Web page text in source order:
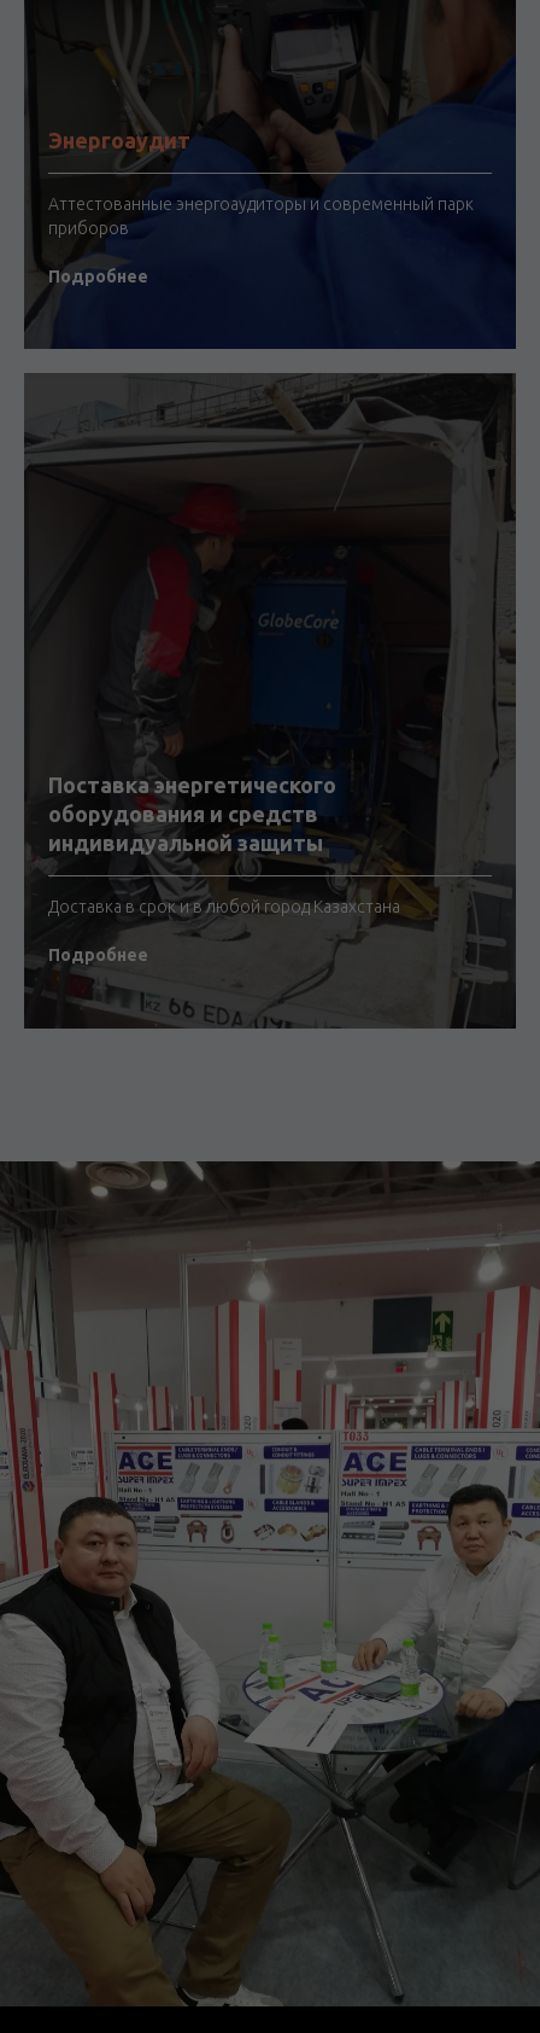
Энергоаудит
Аттестованные энергоаудиторы и современный парк
приборов
Подробнее
Поставка энергетического
оборудования и средств
индивидуальной защиты
Доставка в срок и в любой город Казахстана
Подробнее